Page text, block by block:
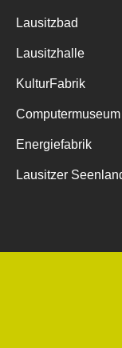
Lausitzbad
Lausitzhalle
KulturFabrik
Computermuseum
Energiefabrik
Lausitzer